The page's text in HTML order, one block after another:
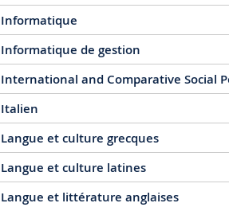
secondes», «Migration et
continue/certificat
– Ce master ne donne pas directement
publiques suisses, que ce soit au degré
Informatique
Informatique de gestion
International and Comparative Social
Italien
Langue et culture grecques
Langue et culture latines
Langue et littérature anglaises